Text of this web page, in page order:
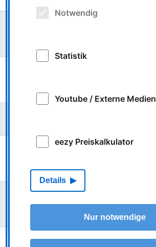
Notwendig
Statistik
Youtube / Externe Medien
eezy Preiskalkulator
Details
Nur notwendige